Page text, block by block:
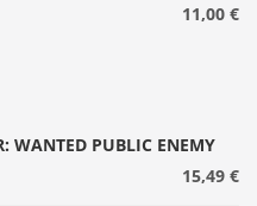
11,00 €
WANTED PUBLIC ENEMY
15,49 €